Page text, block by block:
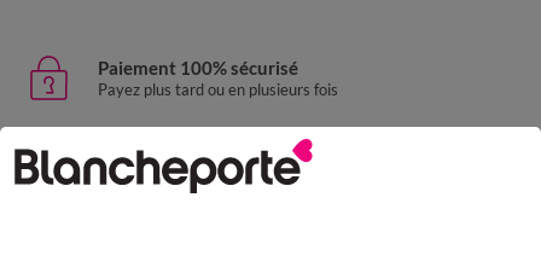
Paiement 100% sécurisé
Payez plus tard ou en plusieurs fois
Livraison express
domicile, relais, consignes automatiques